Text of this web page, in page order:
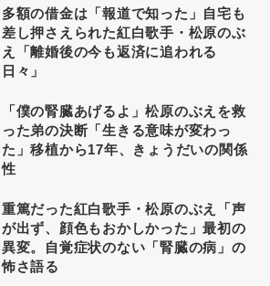
多額の借金は「報道で知った」自宅も
差し押さえられた紅白歌手・松原のぶ
え「離婚後の今も返済に追われる
日々」
「僕の腎臓あげるよ」松原のぶえを救
った弟の決断「生きる意味が変わっ
た」移植から17年、きょうだいの関係
性
重篤だった紅白歌手・松原のぶえ「声
が出ず、顔色もおかしかった」最初の
異変。自覚症状のない「腎臓の病」の
怖さ語る